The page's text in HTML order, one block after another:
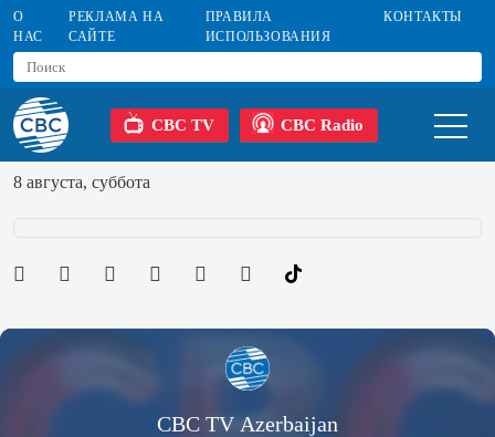
О
НАС
РЕКЛАМА НА
САЙТЕ
ПРАВИЛА
ИСПОЛЬЗОВАНИЯ
КОНТАКТЫ
CBC TV CBC Radio
8 августа, суббота
CBC TV Azerbaijan